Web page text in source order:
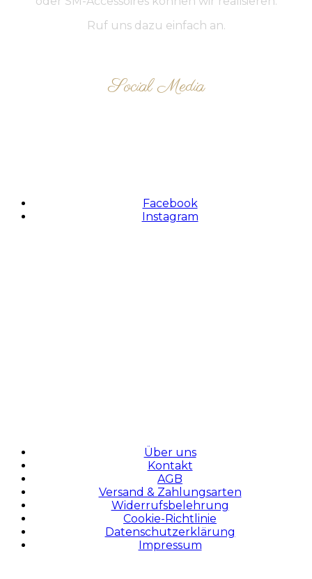
Ruf uns dazu einfach an.
Social Media
Facebook
Instagram
Über uns
Kontakt
AGB
Versand & Zahlungsarten
Widerrufsbelehrung
Cookie-Richtlinie
Datenschutzerklärung
Impressum